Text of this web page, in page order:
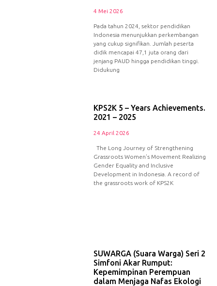
4 Mei 2026
Pada tahun 2024, sektor pendidikan
Indonesia menunjukkan perkembangan
yang cukup signifikan. Jumlah peserta
didik mencapai 47,1 juta orang dari
jenjang PAUD hingga pendidikan tinggi.
Didukung
KPS2K 5 – Years Achievements.
2021 – 2025
24 April 2026
The Long Journey of Strengthening
Grassroots Women’s Movement Realizing
Gender Equality and Inclusive
Development in Indonesia. A record of
the grassroots work of KPS2K
SUWARGA (Suara Warga) Seri 2
Simfoni Akar Rumput:
Kepemimpinan Perempuan
dalam Menjaga Nafas Ekologi